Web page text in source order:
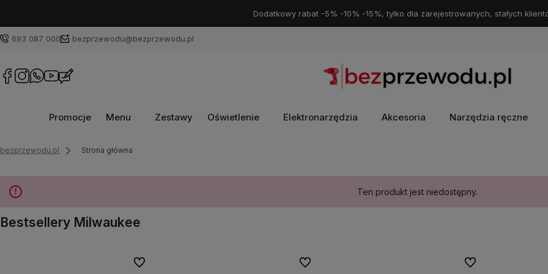
Dodatkowy rabat -5% -10% -15%, tylko dla zarejestrowanych, stałych
693 087 000 bezprzewodu@bezprzewodu.pl
Promocje Menu Zestawy Oświetlenie Elektronarzędzia Akcesoria Narzędzia ręczne
bezprzewodu.pl Strona główna
Ten produkt jest niedostępny.
Bestsellery Milwaukee
Do ulubionych Do ulubionych Do ulubionych